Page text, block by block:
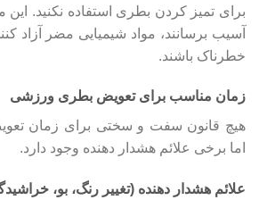
برای تمیز کردن بطری استفاده نکنید. این
آسیب برسانند، مواد شیمیایی مضر آزاد
خطرناک باشند.
زمان مناسب برای تعویض بطری ورزشی
هیچ قانون سفت و سختی برای زمان
اما برخی علائم هشدار دهنده وجود دارد.
علائم هشدار دهنده (تغییر رنگ، بو،